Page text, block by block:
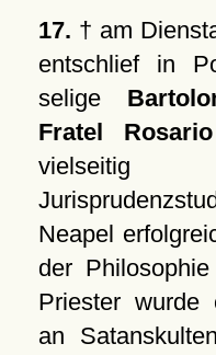
17. † am
entschlief in
selige
Fratel Rosario
vielseitig
Neapel
der
Priester wurde
an